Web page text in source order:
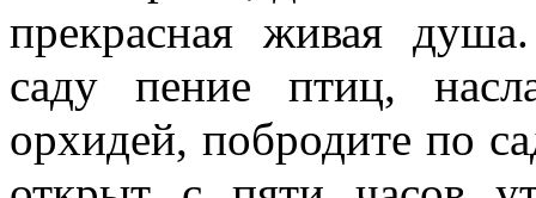
прекрасная живая
саду пение птиц,
орхидей, побродите по